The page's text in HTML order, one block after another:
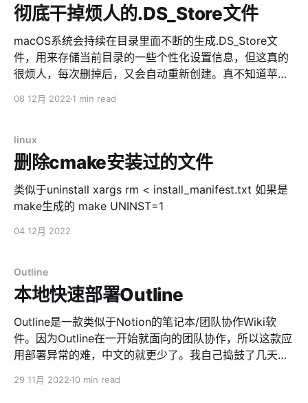
Cloudflare的CDN就可以很方便的通过这条加密通道访问
到部署在内网的服务，包括Web、SSH等。同时，还不用
考虑电信、移动等ISP不提供固定IP地址、不能开放端口，
甚至解决备案的问题。 而且，还免费。 所以，整套内网
穿透的方案大致如下 前置条件 * 首先，你要有一个
时，开通Cloudflare Zero Trust。 * 本地内网有一台
莓派也没问题。Web网站正常跑，内网能正常访问。 安装
Cloudflared
彻底干掉烦人的.DS_Store文件
macOS系统会持续在目录里面不断的生成.DS_Store文
件，用来存储当前目录的一些个性化设置信息，但这真的
很烦人，每次删掉后，又会自动重新创建。真不知道苹果
头，提供了一个小脚本专门来处理这个问题。不但可以删
再创建。这对我等开发人员来说，实在是太贴心了。 这个
小脚本叫dot_clean，位置在/usr/sbin 比如要禁止某个目
录创建.DS_Store，那么只需要在terminal里面运行
/usr/sbin/dot_clean -m '目录名' 比如要禁止Downloads
目录及子目录 /usr/sbin/dot_clean -m ~/Downloads 这
的.DS_Store，实在是一了百了
08 12月 2022 1 min read
linux
删除cmake安装过的文件
类似于uninstall xargs rm < install_manifest.txt 如果是
make生成的 make UNINST=1
04 12月 2022
Outline
本地快速部署Outline
Outline是一款类似于Notion的笔记本/团队协作Wiki软
件。因为Outline在一开始就面向的团队协作，所以这款应
用部署异常的难，中文的就更少了。我自己捣鼓了几天，
文章之前，先假设你懂域名，会折腾服务器，会一些基础
29 11月 2022 10 min read